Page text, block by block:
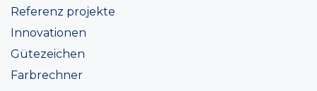
Referenz projekte
Innovationen
Gütezeichen
Farbrechner